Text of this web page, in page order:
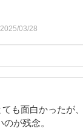
2025/03/28
ても面白かったが
が残念。